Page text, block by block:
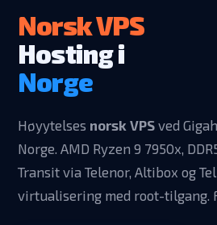
Norsk VPS
Hosting i
Norge
Høyytelses norsk VPS ved
Norge. AMD Ryzen 9 7950x,
Transit via Telenor, Altibox og
virtualisering med root-tilgang.